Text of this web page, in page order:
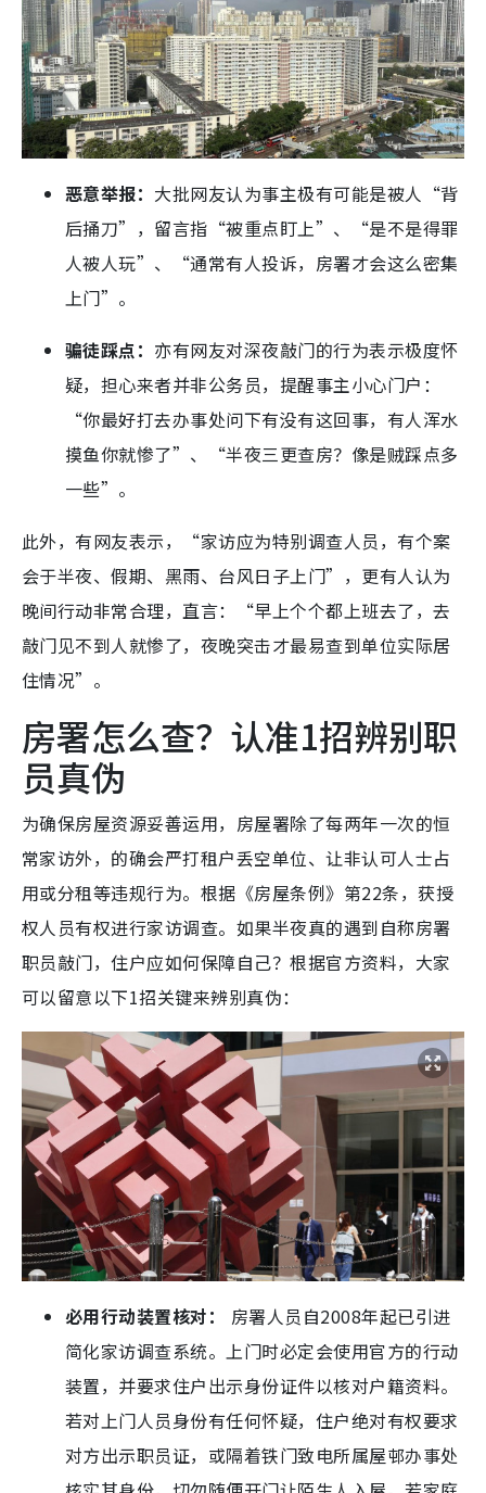
恶意举报： 大批网友认为事主极有可能是被人“背
后捅刀”，留言指“被重点盯上”、“是不是得罪
人被人玩”、“通常有人投诉，房署才会这么密集
上门”。
骗徒踩点： 亦有网友对深夜敲门的行为表示极度怀
疑，担心来者并非公务员，提醒事主小心门户：
“你最好打去办事处问下有没有这回事，有人浑水
摸鱼你就惨了”、“半夜三更查房？像是贼踩点多
一些”。
此外，有网友表示，“家访应为特别调查人员，有个案
会于半夜、假期、黑雨、台风日子上门”，更有人认为
晚间行动非常合理，直言：“早上个个都上班去了，去
敲门见不到人就惨了，夜晚突击才最易查到单位实际居
住情况”。
房署怎么查？认准1招辨别职
员真伪
为确保房屋资源妥善运用，房屋署除了每两年一次的恒
常家访外，的确会严打租户丢空单位、让非认可人士占
用或分租等违规行为。根据《房屋条例》第22条，获授
权人员有权进行家访调查。如果半夜真的遇到自称房署
职员敲门，住户应如何保障自己？根据官方资料，大家
可以留意以下1招关键来辨别真伪：
必用行动装置核对：
房署人员自2008年起已引进
简化家访调查系统。上门时必定会使用官方的行动
装置，并要求住户出示身份证件以核对户籍资料。
若对上门人员身份有任何怀疑，住户绝对有权要求
对方出示职员证，或隔着铁门致电所属屋邨办事处